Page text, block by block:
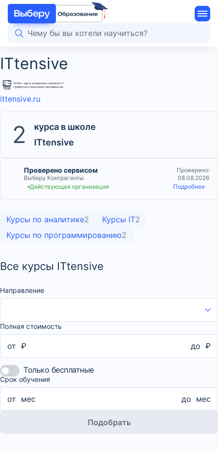
ITtensive
ittensive.ru
2
курса в школе
ITtensive
Проверено сервисом
Выберу Контрагенты
Проверено:
08.08.2026
Действующая организация
Подробнее
Курсы по аналитике2 Курсы IT2
Курсы по программированию2
Все курсы ITtensive
Направление
Полная стоимость
от ₽ до ₽
Только бесплатные
Срок обучения
от мес до мес
Подобрать